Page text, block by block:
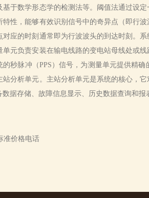
于数学形态学的检测法等。阈值法通过设
性，能够有效识别信号中的奇异点（即行
应的时刻通常即为行波波头的到达时刻。
元负责安装在输电线路的变电站母线处或
秒脉冲（PPS）信号，为测量单元提供精
分析单元。主站分析单元是系统的核心，
据存储、故障信息显示、历史数据查询和报
准价格电话